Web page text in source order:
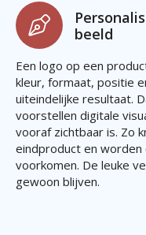
beeld
Een logo op een
kleur, formaat, positie
uiteindelijke resultaat.
voorstellen digitale
vooraf zichtbaar is. Zo
eindproduct en
voorkomen. De leuke
gewoon blijven.